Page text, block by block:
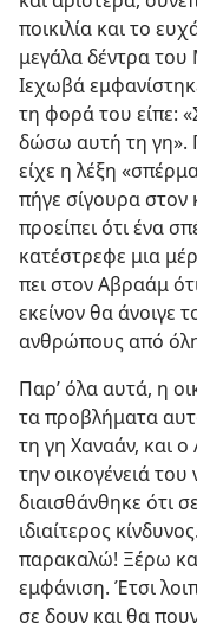
ποικιλία και το
μεγάλα δέντρα
Ιεχωβά
τη φορά του είπε:
δώσω αυτή τη γη».
είχε η λέξη
πήγε σίγουρα στον
προείπει ότι ένα
κατέστρεφε μια
πει στον Αβραάμ
εκείνον θα άνοιγε
ανθρώπους από
Παρ’ όλα αυτά, η
τα προβλήματα
τη γη Χαναάν, και
την οικογένειά
διαισθάνθηκε ότι
ιδιαίτερος
παρακαλώ! Ξέρω
εμφάνιση. Έτσι
σε δουν και θα